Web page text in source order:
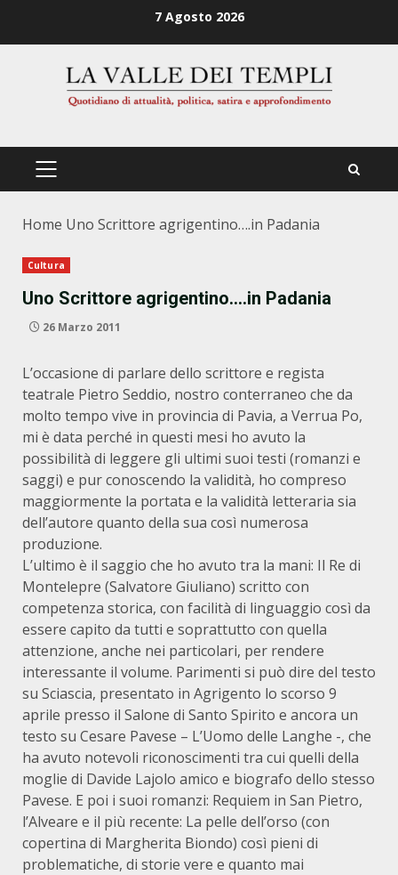
7 Agosto 2026
PRIMÄRES
Home Uno Scrittore agrigentino….in Padania
Cultura
Uno Scrittore agrigentino….in Padania
26 Marzo 2011
L’occasione di parlare dello scrittore e regista
teatrale Pietro Seddio, nostro conterraneo che da
molto tempo vive in provincia di Pavia, a Verrua Po,
mi è data perché in questi mesi ho avuto la
possibilità di leggere gli ultimi suoi testi (romanzi e
saggi) e pur conoscendo la validità, ho compreso
maggiormente la portata e la validità letteraria sia
dell’autore quanto della sua così numerosa
produzione.
L’ultimo è il saggio che ho avuto tra la mani: Il Re di
Montelepre (Salvatore Giuliano) scritto con
competenza storica, con facilità di linguaggio così da
essere capito da tutti e soprattutto con quella
attenzione, anche nei particolari, per rendere
interessante il volume. Parimenti si può dire del testo
su Sciascia, presentato in Agrigento lo scorso 9
aprile presso il Salone di Santo Spirito e ancora un
testo su Cesare Pavese – L’Uomo delle Langhe -, che
ha avuto notevoli riconoscimenti tra cui quelli della
moglie di Davide Lajolo amico e biografo dello stesso
Pavese. E poi i suoi romanzi: Requiem in San Pietro,
l’Alveare e il più recente: La pelle dell’orso (con
copertina di Margherita Biondo) così pieni di
problematiche, di storie vere e quanto mai